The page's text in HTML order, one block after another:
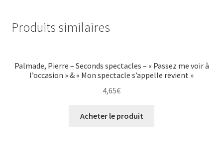
Produits similaires
Palmade, Pierre – Seconds spectacles – « Passez me voir à
l’occasion » & « Mon spectacle s’appelle revient »
4,65€
Acheter le produit